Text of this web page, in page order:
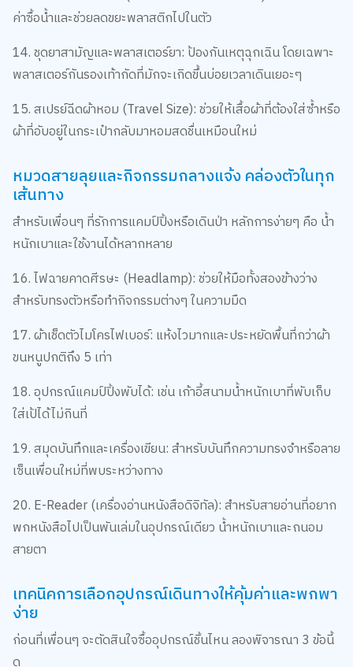
ค่าซื้อน้ำและช่วยลดขยะพลาสติกไปในตัว
พลาสเตอร์กันรองเท้ากัดที่มักจะเกิดขึ้นบ่อยเวลาเดินเยอะๆ
15. สเปรย์ฉีดผ้าหอม (Travel Size): ช่วยให้เสื้อผ้าที่ต้องใส่ซ้ำหรือ
ผ้าที่อับอยู่ในกระเป๋ากลับมาหอมสดชื่นเหมือนใหม่
หมวดสายลุยและกิจกรรมกลางแจ้ง คล่องตัวในทุก
เส้นทาง
สำหรับเพื่อนๆ ที่รักการแคมป์ปิ้งหรือเดินป่า หลักการง่ายๆ คือ น้ำ
หนักเบาและใช้งานได้หลากหลาย
16. ไฟฉายคาดศีรษะ (Headlamp): ช่วยให้มือทั้งสองข้างว่าง
สำหรับทรงตัวหรือทำกิจกรรมต่างๆ ในความมืด
17. ผ้าเช็ดตัวไมโครไฟเบอร์: แห้งไวมากและประหยัดพื้นที่กว่าผ้า
ขนหนูปกติถึง 5 เท่า
18. อุปกรณ์แคมป์ปิ้งพับได้: เช่น เก้าอี้สนามน้ำหนักเบาที่พับเก็บ
ใส่เป้ได้ไม่กินที่
19. สมุดบันทึกและเครื่องเขียน: สำหรับบันทึกความทรงจำหรือลาย
เซ็นเพื่อนใหม่ที่พบระหว่างทาง
20. E-Reader (เครื่องอ่านหนังสือดิจิทัล): สำหรับสายอ่านที่อยาก
พกหนังสือไปเป็นพันเล่มในอุปกรณ์เดียว น้ำหนักเบาและถนอม
สายตา
เทคนิคการเลือกอุปกรณ์เดินทางให้คุ้มค่าและพกพา
ง่าย
ก่อนที่เพื่อนๆ จะตัดสินใจซื้ออุปกรณ์ชิ้นไหน ลองพิจารณา 3 ข้อนี้
ดู